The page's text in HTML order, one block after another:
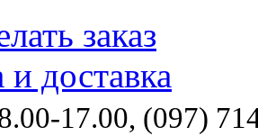
заказ
и доставка
17.00, (097)